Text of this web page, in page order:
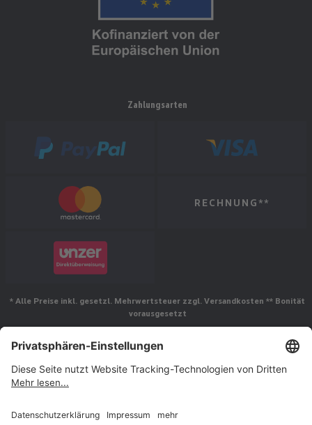
Zahlungsarten
RECHNUNG**
* Alle Preise inkl. gesetzl. Mehrwertsteuer zzgl. Versandkosten ** Bonität
vorausgesetzt
Folgen Sie uns